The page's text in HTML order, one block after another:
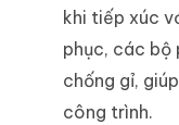
khi tiếp xúc
phục, các bộ
chống gỉ,
công trình.